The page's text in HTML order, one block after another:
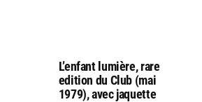
L’enfant lumière, rare
edition du Club (mai
1979), avec jaquette